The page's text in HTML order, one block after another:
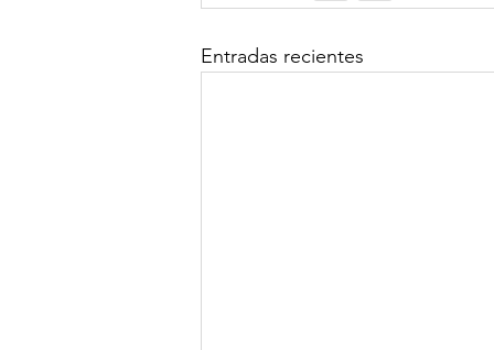
Entradas recientes